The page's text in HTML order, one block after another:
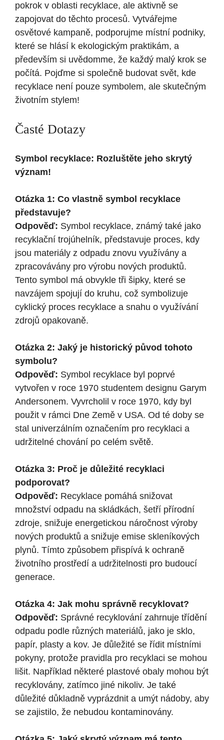
pokrok v oblasti recyklace, ale aktivně se
zapojovat do těchto procesů. Vytvářejme
osvětové kampaně, podporujme místní podniky,
které se hlásí k ekologickým praktikám, a
především si uvědomme, že každý malý krok se
počítá. Pojďme si společně budovat svět, kde
recyklace není pouze symbolem, ale skutečným
životním stylem!
Časté Dotazy
Symbol recyklace: Rozluštěte jeho skrytý
význam!
Otázka 1: Co vlastně symbol recyklace
představuje?
Odpověď: Symbol recyklace, známý také jako
recyklační trojúhelník, představuje proces, kdy
jsou materiály z odpadu znovu využívány a
zpracovávány pro výrobu nových produktů.
Tento symbol má obvykle tři šipky, které se
navzájem spojují do kruhu, což symbolizuje
cyklický proces recyklace a snahu o využívání
zdrojů opakovaně.
Otázka 2: Jaký je historický původ tohoto
symbolu?
Odpověď: Symbol recyklace byl poprvé
vytvořen v roce 1970 studentem designu Garym
Andersonem. Vyvrcholil v roce 1970, kdy byl
použit v rámci Dne Země v USA. Od té doby se
stal univerzálním označením pro recyklaci a
udržitelné chování po celém světě.
Otázka 3: Proč je důležité recyklaci
podporovat?
Odpověď: Recyklace pomáhá snižovat
množství odpadu na skládkách, šetří přírodní
zdroje, snižuje energetickou náročnost výroby
nových produktů a snižuje emise skleníkových
plynů. Tímto způsobem přispívá k ochraně
životního prostředí a udržitelnosti pro budoucí
generace.
Otázka 4: Jak mohu správně recyklovat?
Odpověď: Správné recyklování zahrnuje třídění
odpadu podle různých materiálů, jako je sklo,
papír, plasty a kov. Je důležité se řídit místními
pokyny, protože pravidla pro recyklaci se mohou
lišit. Například některé plastové obaly mohou být
recyklovány, zatímco jiné nikoliv. Je také
důležité důkladně vyprázdnit a umýt nádoby, aby
se zajistilo, že nebudou kontaminovány.